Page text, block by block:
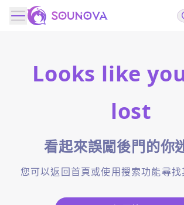
Looks like
lost
看起來誤闖後門的你
您可以返回首頁或使用搜索功能尋